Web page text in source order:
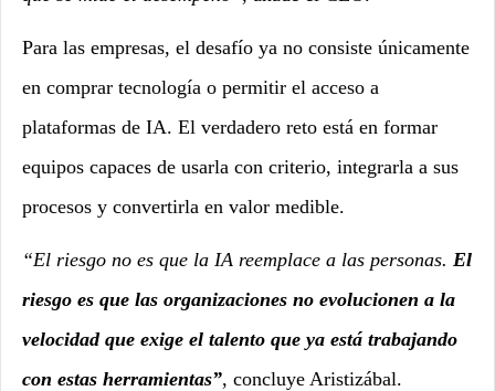
Para las empresas, el desafío ya no consiste únicamente
en comprar tecnología o permitir el acceso a
plataformas de IA. El verdadero reto está en formar
equipos capaces de usarla con criterio, integrarla a sus
procesos y convertirla en valor medible.
“El riesgo no es que la IA reemplace a las personas. El
riesgo es que las organizaciones no evolucionen a la
velocidad que exige el talento que ya está trabajando
con estas herramientas”, concluye Aristizábal.